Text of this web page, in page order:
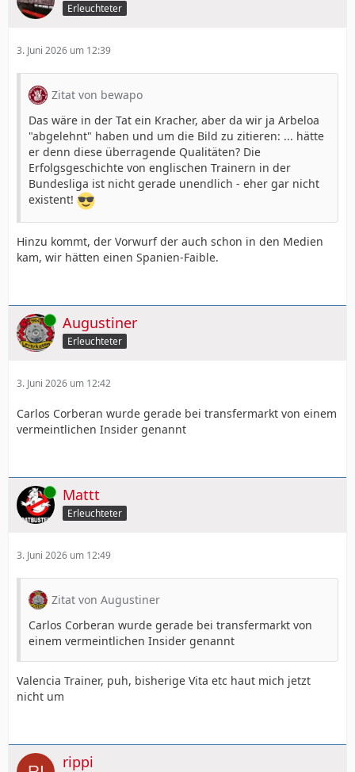
Erleuchteter
3. Juni 2026 um 12:39
Zitat von bewapo
Das wäre in der Tat ein Kracher, aber da wir ja Arbeloa
"abgelehnt" haben und um die Bild zu zitieren: ... hätte
er denn diese überragende Qualitäten? Die
Erfolgsgeschichte von englischen Trainern in der
Bundesliga ist nicht gerade unendlich - eher gar nicht
existent!
Hinzu kommt, der Vorwurf der auch schon in den Medien
kam, wir hätten einen Spanien-Faible.
Online Augustiner
Erleuchteter
3. Juni 2026 um 12:42
Carlos Corberan wurde gerade bei transfermarkt von einem
vermeintlichen Insider genannt
Online Mattt
Erleuchteter
3. Juni 2026 um 12:49
Zitat von Augustiner
Carlos Corberan wurde gerade bei transfermarkt von
einem vermeintlichen Insider genannt
Valencia Trainer, puh, bisherige Vita etc haut mich jetzt
nicht um
rippi